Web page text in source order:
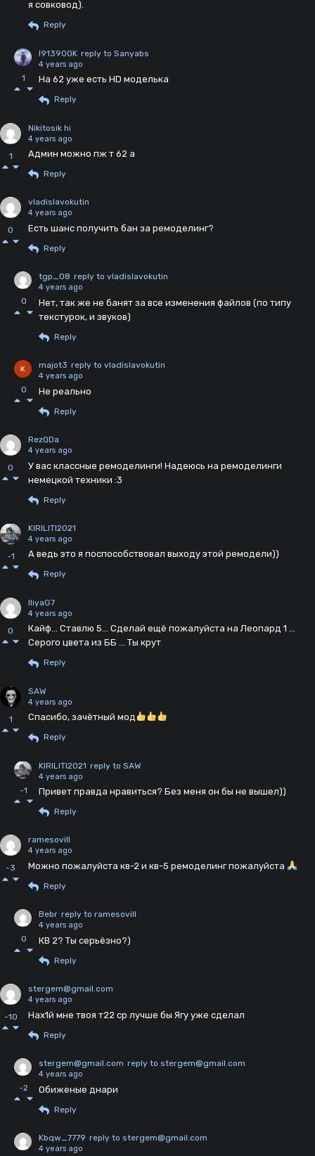
я совковод).
Reply
1
I913900K reply to Sanyabs
4 years ago
На 62 уже есть HD моделька
Reply
1
Nikitosik hi
4 years ago
Админ можно пж т 62 а
Reply
0
vladislavokutin
4 years ago
Есть шанс получить бан за ремоделинг?
Reply
0
tgp_08 reply to vladislavokutin
4 years ago
Нет, так же не банят за все изменения файлов (по типу
текстурок, и звуков)
Reply
0
majot3 reply to vladislavokutin
4 years ago
Не реально
Reply
0
RezQDa
4 years ago
У вас классные ремоделинги! Надеюсь на ремоделинги
немецкой техники :3
Reply
-1
KIRILITI2021
4 years ago
А ведь это я поспособствовал выходу этой ремодели))
Reply
0
IliyaG7
4 years ago
Кайф... Ставлю 5... Сделай ещё пожалуйста на Леопард 1 ...
Серого цвета из ББ ... Ты крут
Reply
1
SAW
4 years ago
Спасибо, зачётный мод
Reply
-1
KIRILITI2021 reply to SAW
4 years ago
Привет правда нравиться? Без меня он бы не вышел))
Reply
-3
ramesovill
4 years ago
Можно пожалуйста кв-2 и кв-5 ремоделинг пожалуйста
Reply
0
Bebr reply to ramesovill
4 years ago
КВ 2? Ты серьёзно?)
Reply
-10
stergem@gmail.com
4 years ago
Нах1й мне твоя т22 ср лучше бы Ягу уже сделал
Reply
-2
stergem@gmail.com reply to stergem@gmail.com
4 years ago
Обиженые днари
Reply
Kbqw_7779 reply to stergem@gmail.com
4 years ago